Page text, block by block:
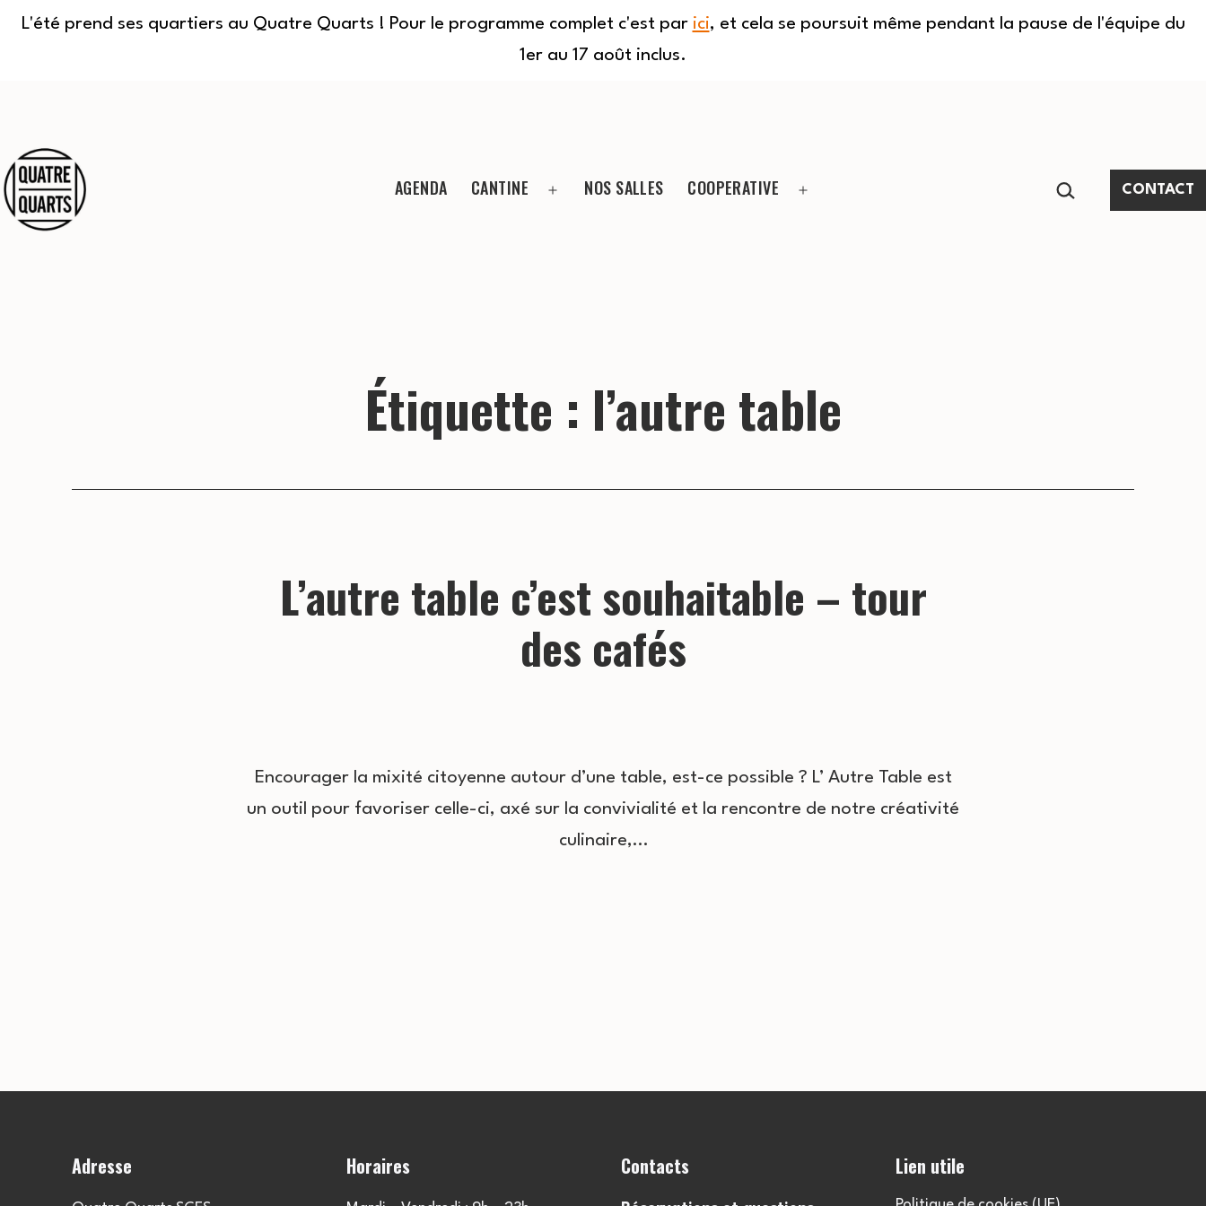
L'été prend ses quartiers au Quatre Quarts ! Pour le programme complet c'est par ici, et cela se poursuit même pendant la pause de l'équipe du
1er au 17 août inclus.
contenu
AGENDA CANTINE NOS SALLES COOPERATIVE RECHERCHER…
CONTACT
Étiquette : l’autre table
L’autre table c’est souhaitable – tour
des cafés
Encourager la mixité citoyenne autour d’une table, est-ce possible ? L’ Autre Table est
un outil pour favoriser celle-ci, axé sur la convivialité et la rencontre de notre créativité
culinaire,…
Adresse Horaires Contacts Lien utile